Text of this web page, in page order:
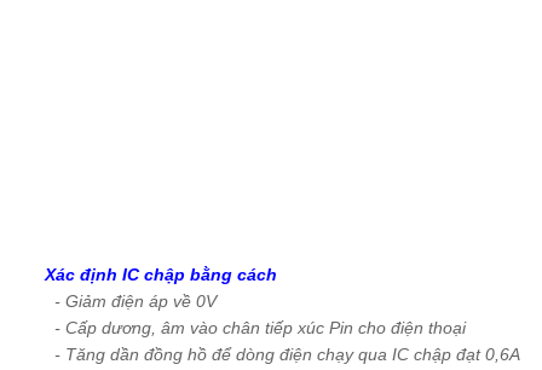
Xác định IC chập bằng cách
- Giảm điện áp về 0V
- Cấp dương, âm vào chân tiếp xúc Pin cho điện thoại
- Tăng dần đồng hồ để dòng điện chạy qua IC chập đạt 0,6A